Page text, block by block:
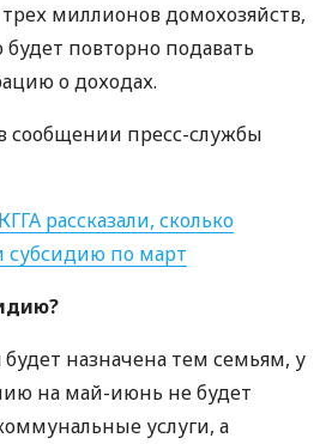
миллионов домохозяйств,
повторно подавать
о доходах.
сообщении пресс-службы
КГГА рассказали, сколько
субсидию по март
назначена тем семьям, у
на май-июнь не будет
услуги, а